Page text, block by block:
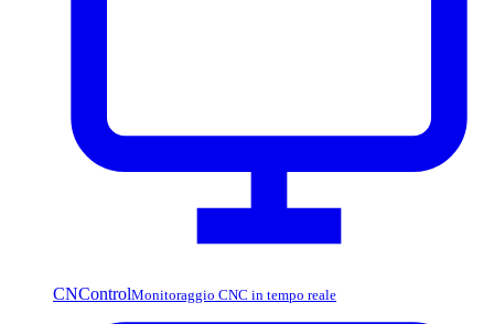
CNControlMonitoraggio CNC in tempo reale